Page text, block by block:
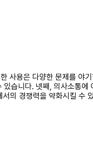
사용은 다양한 문제를
습니다. 넷째, 의사소통
의 경쟁력을 약화시킬 수